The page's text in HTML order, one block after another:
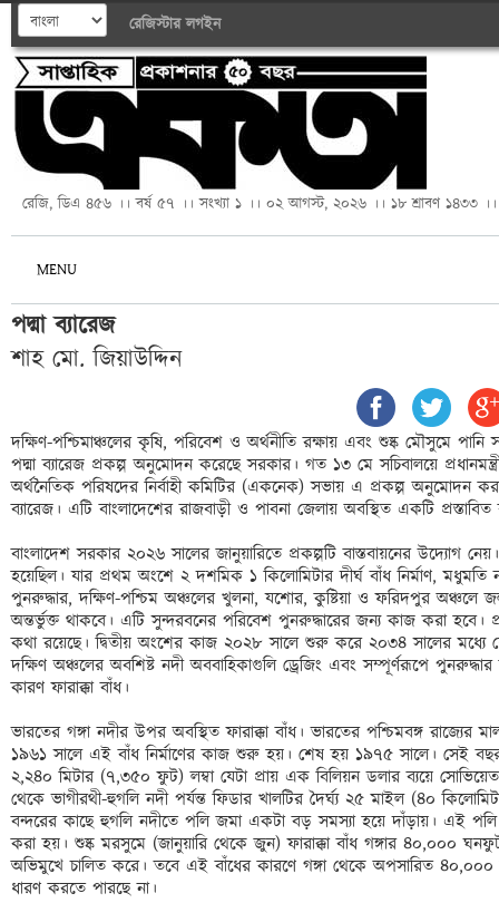
রেজিস্টার লগইন
রেজি, ডিএ ৪৫৬ ।। বর্ষ ৫৭ ।। সংখ্যা ১ ।। ০২ আগস্ট, ২০২৬ ।। ১৮ শ্রাবণ ১৪৩৩ ।।
MENU
পদ্মা ব্যারেজ
শাহ মো. জিয়াউদ্দিন
দক্ষিণ-পশ্চিমাঞ্চলের কৃষি, পরিবেশ ও অর্থনীতি রক্ষায় এবং শুষ্ক মৌসুমে
পদ্মা ব্যারেজ প্রকল্প অনুমোদন করেছে সরকার। গত ১৩ মে সচিবালয়ে
অর্থনৈতিক পরিষদের নির্বাহী কমিটির (একনেক) সভায় এ প্রকল্প অনুমোদন করা
ব্যারেজ। এটি বাংলাদেশের রাজবাড়ী ও পাবনা জেলায় অবস্থিত একটি
বাংলাদেশ সরকার ২০২৬ সালের জানুয়ারিতে প্রকল্পটি বাস্তবায়নের উদ্যোগ
হয়েছিল। যার প্রথম অংশে ২ দশমিক ১ কিলোমিটার দীর্ঘ বাঁধ নির্মাণ, মধুমতি
পুনরুদ্ধার, দক্ষিণ-পশ্চিম অঞ্চলের খুলনা, যশোর, কুষ্টিয়া ও ফরিদপুর অঞ্চলে
অন্তর্ভুক্ত থাকবে। এটি সুন্দরবনের পরিবেশ পুনরুদ্ধারের জন্য কাজ করা
কথা রয়েছে। দ্বিতীয় অংশের কাজ ২০২৮ সালে শুরু করে ২০৩৪ সালের মধ্যে
দক্ষিণ অঞ্চলের অবশিষ্ট নদী অববাহিকাগুলি ড্রেজিং এবং সম্পূর্ণরূপে
কারণ ফারাক্কা বাঁধ।
ভারতের গঙ্গা নদীর উপর অবস্থিত ফারাক্কা বাঁধ। ভারতের পশ্চিমবঙ্গ রাজ্যের
১৯৬১ সালে এই বাঁধ নির্মাণের কাজ শুরু হয়। শেষ হয় ১৯৭৫ সালে। সেই বছর
২,২৪০ মিটার (৭,৩৫০ ফুট) লম্বা যেটা প্রায় এক বিলিয়ন ডলার ব্যয়ে
থেকে ভাগীরথী-হুগলি নদী পর্যন্ত ফিডার খালটির দৈর্ঘ্য ২৫ মাইল (৪০
বন্দরের কাছে হুগলি নদীতে পলি জমা একটা বড় সমস্যা হয়ে দাঁড়ায়। এই পলি
করা হয়। শুষ্ক মরসুমে (জানুয়ারি থেকে জুন) ফারাক্কা বাঁধ গঙ্গার ৪০,০০০
অভিমুখে চালিত করে। তবে এই বাঁধের কারণে গঙ্গা থেকে অপসারিত ৪০,০০০
ধারণ করতে পারছে না।